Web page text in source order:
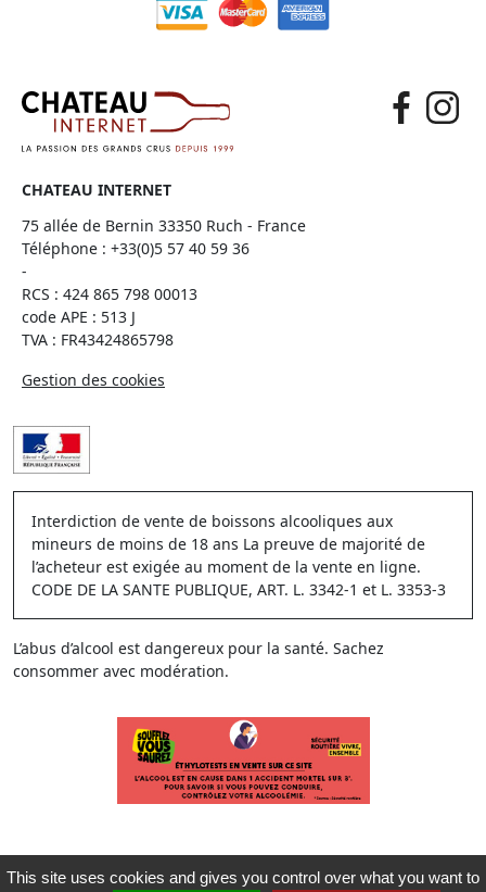
CHATEAU INTERNET
75 allée de Bernin 33350 Ruch - France
Téléphone : +33(0)5 57 40 59 36
-
RCS : 424 865 798 00013
code APE : 513 J
TVA : FR43424865798
Gestion des cookies
Interdiction de vente de boissons alcooliques aux
mineurs de moins de 18 ans La preuve de majorité de
l’acheteur est exigée au moment de la vente en ligne.
CODE DE LA SANTE PUBLIQUE, ART. L. 3342-1 et L. 3353-3
L’abus d’alcool est dangereux pour la santé. Sachez
consommer avec modération.
This site uses cookies and gives you control over what you want to